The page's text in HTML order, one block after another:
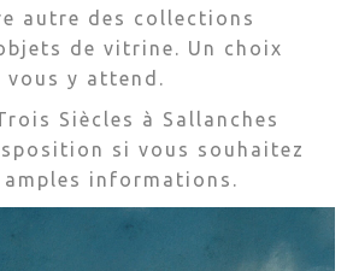
autre des collections
de vitrine. Un choix
vous y attend.
Siècles à Sallanches
si vous souhaitez
informations.